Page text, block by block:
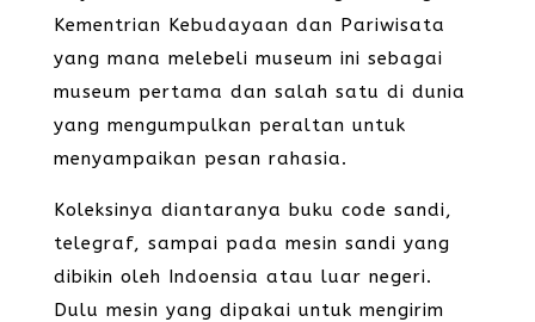
Kementrian Kebudayaan dan Pariwisata
yang mana melebeli museum ini sebagai
museum pertama dan salah satu di dunia
yang mengumpulkan peraltan untuk
menyampaikan pesan rahasia.
Koleksinya diantaranya buku code sandi,
telegraf, sampai pada mesin sandi yang
dibikin oleh Indoensia atau luar negeri.
Dulu mesin yang dipakai untuk mengirim